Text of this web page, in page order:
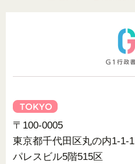
〒100-0005
東京都千代田区丸の内1-1-1
パレスビル5階515区